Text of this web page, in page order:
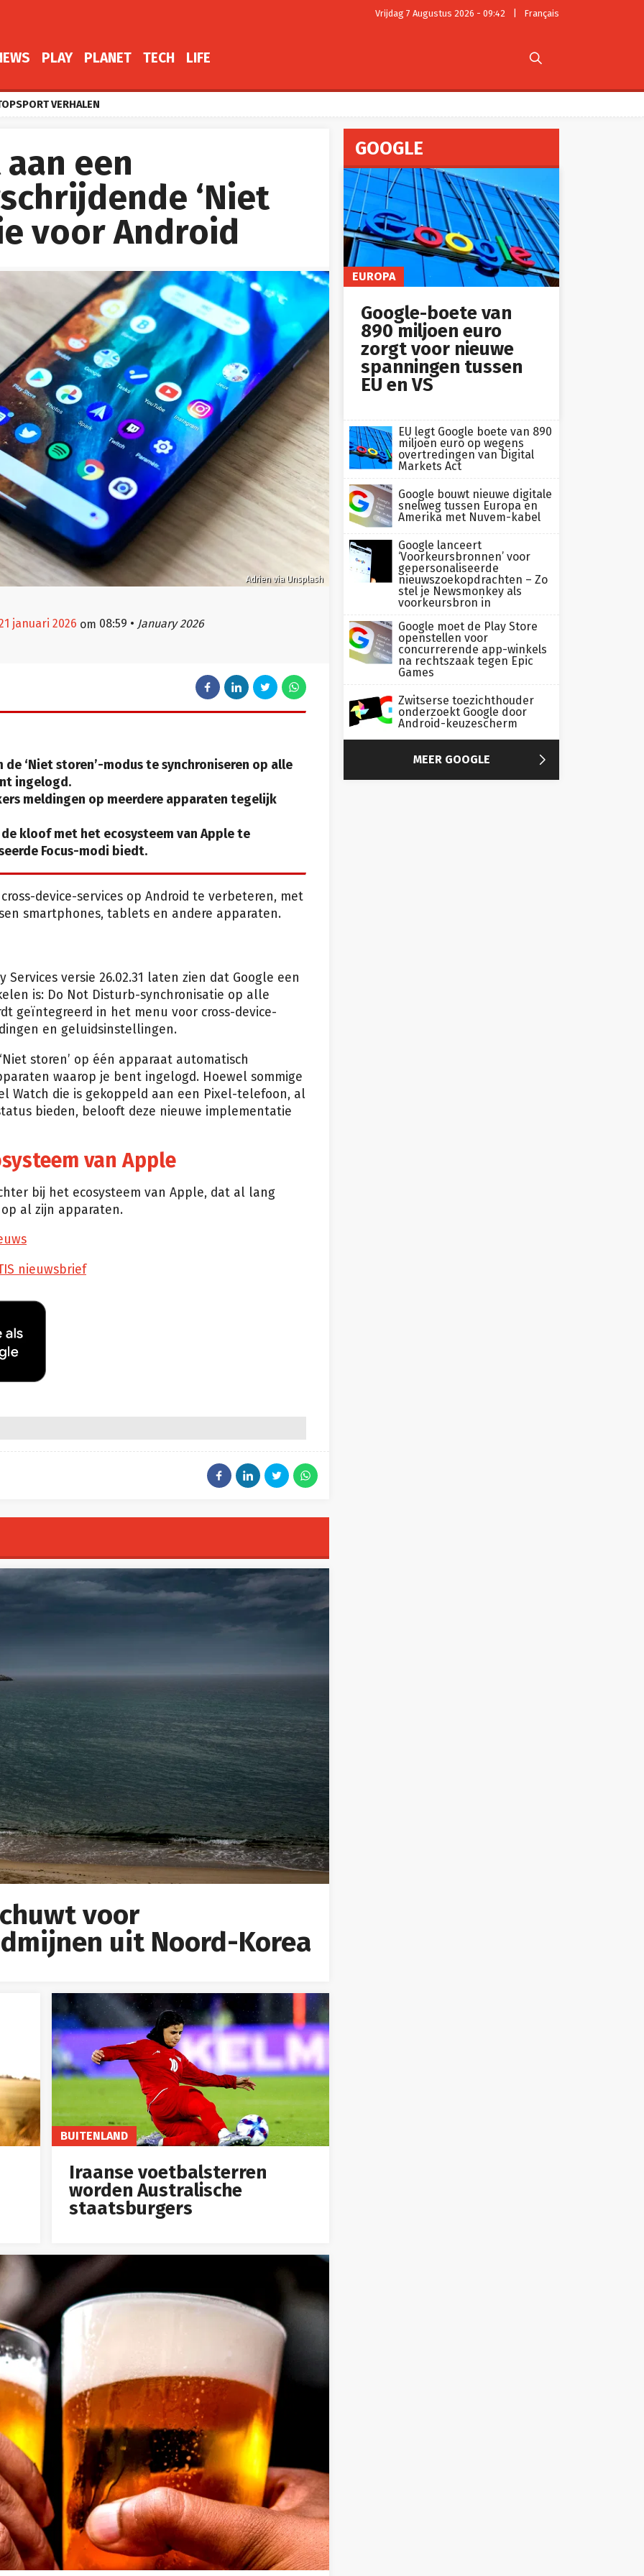
Vrijdag 7 Augustus 2026 - 09:42 Français
PLAY PLANET TECH LIFE 
VERHALEN
een
‘Niet
voor Android
Adrien via Unsplash
januari 2026 om 08:59 • January 2026
‘Niet storen’-modus te synchroniseren op alle
ingelogd.
meldingen op meerdere apparaten tegelijk
kloof met het ecosysteem van Apple te
Focus-modi biedt.
device-services op Android te verbeteren, met
smartphones, tablets en andere apparaten.
versie 26.02.31 laten zien dat Google een
is: Do Not Disturb-synchronisatie op alle
geïntegreerd in het menu voor cross-device-
en geluidsinstellingen.
storen’ op één apparaat automatisch
waarop je bent ingelogd. Hoewel sommige
Watch die is gekoppeld aan een Pixel-telefoon, al
bieden, belooft deze nieuwe implementatie
van Apple
bij het ecosysteem van Apple, dat al lang
al zijn apparaten.
nieuwsbrief
voor
uit Noord-Korea
BUITENLAND
Iraanse voetbalsterren
worden Australische
staatsburgers
GOOGLE
EUROPA
Google-boete van
890 miljoen euro
zorgt voor nieuwe
spanningen tussen
EU en VS
EU legt Google boete van 890
miljoen euro op wegens
overtredingen van Digital
Markets Act
Google bouwt nieuwe digitale
snelweg tussen Europa en
Amerika met Nuvem-kabel
Google lanceert
‘Voorkeursbronnen’ voor
gepersonaliseerde
nieuwszoekopdrachten – Zo
stel je Newsmonkey als
voorkeursbron in
Google moet de Play Store
openstellen voor
concurrerende app-winkels
na rechtszaak tegen Epic
Games
Zwitserse toezichthouder
onderzoekt Google door
Android-keuzescherm
MEER GOOGLE 